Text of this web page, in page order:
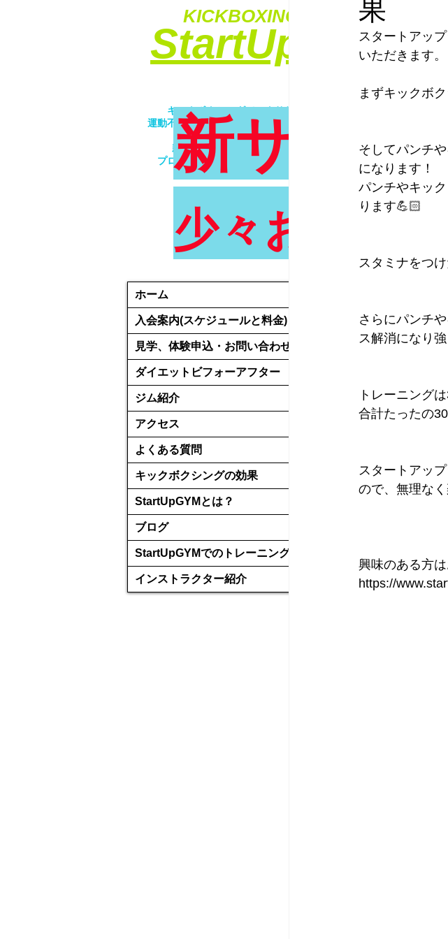
KICKBOXING&FITNESS
​StartUpGYM
ホーム
入会案内(スケジュールと料金)
見学、体験申込・お問い合わせ
ダイエットビフォーアフター
ジム紹介
アクセス
よくある質問
キックボクシングの効果
StartUpGYMとは？
ブログ
StartUpGYMでのトレーニング
インストラクター紹介
​キックボクシングでエクササイズ
運動不足解消・ダイエット・ストレス発散
​女性・未経験者歓迎！！
親子で一緒にトレーニング！！
プロが優しく丁寧に指導致します！！
新サイト
少々お待ちく
果
スタートアッ
いただきます。
まずキックボ
そしてパンチ
になります！
パンチやキッ
ります💪🏻
スタミナをつ
さらにパンチ
ス解消になり
トレーニング
合計たったの
スタートアッ
ので、無理な
興味のある方
https://